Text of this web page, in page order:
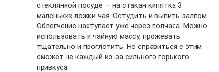
стеклянной посуде — на стакан кипятка 3
маленьких ложки чая. Остудить и выпить залпом.
Облегчение наступает уже через полчаса. Можно
использовать и чайную массу, прожевать
тщательно и проглотить. Но справиться с этим
сможет не каждый из-за сильного горького
привкуса.